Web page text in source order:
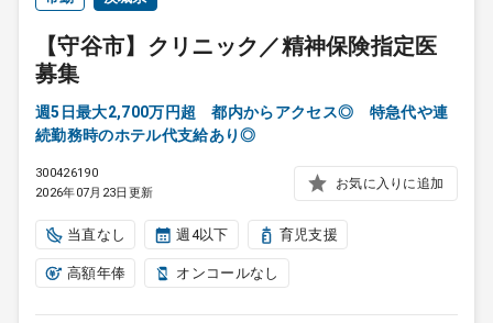
【守谷市】クリニック／精神保険指定医
募集
週5日最大2,700万円超 都内からアクセス◎ 特急代や連
続勤務時のホテル代支給あり◎
300426190
2026年07月23日更新
お気に入りに追加
当直なし 週4以下 育児支援
高額年俸 オンコールなし